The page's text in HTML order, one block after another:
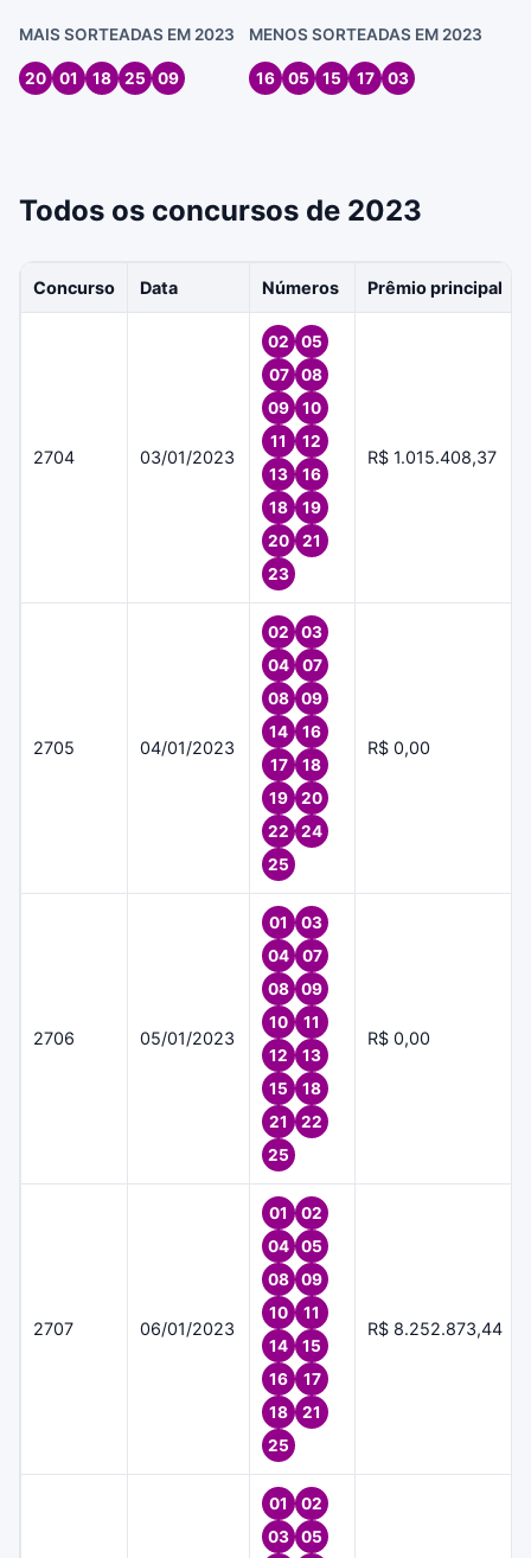
MAIS SORTEADAS EM 2023
20 01 18 25 09
MENOS SORTEADAS EM 2023
16 05 15 17 03
Todos os concursos de 2023
Concurso Data Números Prêmio principal
2704 03/01/2023
02
05
07
08
09
10
11
12
13
16
18
19
20
21
23
R$ 1.015.408,37
2705 04/01/2023
02
03
04
07
08
09
14
16
17
18
19
20
22
24
25
R$ 0,00
2706 05/01/2023
01
03
04
07
08
09
10
11
12
13
15
18
21
22
25
R$ 0,00
2707 06/01/2023
01
02
04
05
08
09
10
11
14
15
16
17
18
21
25
R$ 8.252.873,44
01
02
03
05